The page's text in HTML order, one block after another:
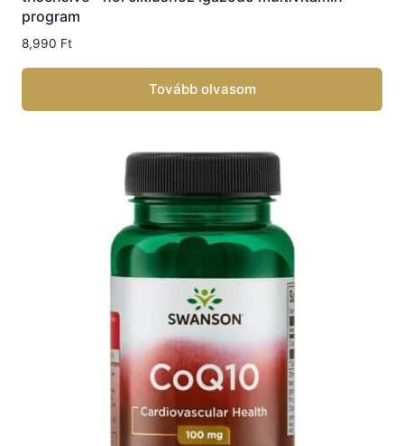
program
8,990 Ft
Tovább olvasom